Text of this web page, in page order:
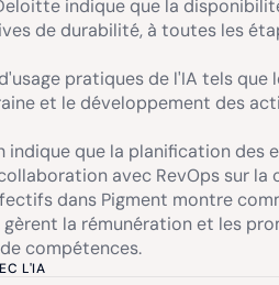
indique que la
de durabilité, à toutes les
pratiques de l'IA tels que
et le développement des
indique que la planification
avec RevOps sur la
dans Pigment montre
la rémunération et les
compétences.
L'IA